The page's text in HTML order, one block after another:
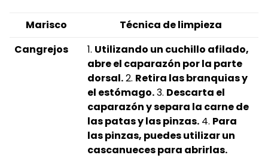
Marisco
Técnica de limpieza
Cangrejos
1. Utilizando un cuchillo afilado,
abre el caparazón por la parte
dorsal.2. Retira las branquias y
el estómago.3. Descarta el
caparazón y separa la carne de
las patas y las pinzas. 4. Para
las pinzas, puedes utilizar un
cascanueces para abrirlas.